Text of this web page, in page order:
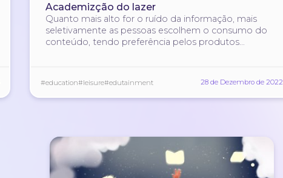
Academizção do lazer
Quanto mais alto for o ruído da informação, mais
seletivamente as pessoas escolhem o consumo do
conteúdo, tendo preferência pelos produtos
#education#leisure#edutainment 28 de Dezembro de 2022